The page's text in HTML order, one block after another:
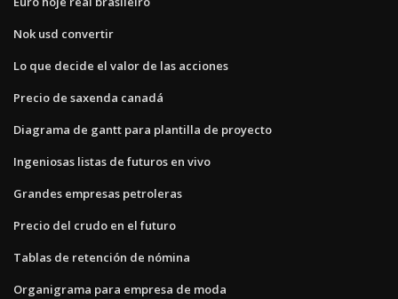
Nok usd convertir
Lo que decide el valor de las acciones
Precio de saxenda canadá
Diagrama de gantt para plantilla de proyecto
Ingeniosas listas de futuros en vivo
Grandes empresas petroleras
Precio del crudo en el futuro
Tablas de retención de nómina
Organigrama para empresa de moda